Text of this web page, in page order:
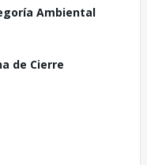
Ambiental
de Cierre